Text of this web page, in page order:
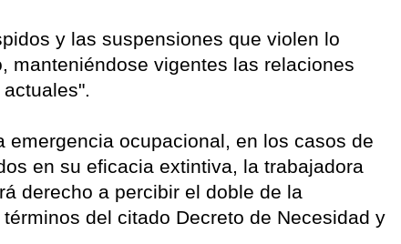
y las suspensiones que violen lo
manteniéndose vigentes las relaciones
emergencia ocupacional, en los casos de
en su eficacia extintiva, la trabajadora
derecho a percibir el doble de la
del citado Decreto de Necesidad y